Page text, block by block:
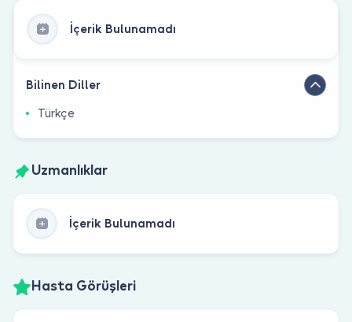
İçerik Bulunamadı
Bilinen Diller
Türkçe
Uzmanlıklar
İçerik Bulunamadı
Hasta Görüşleri